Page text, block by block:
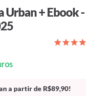
Urban + Ebook
a partir de R$89,90!